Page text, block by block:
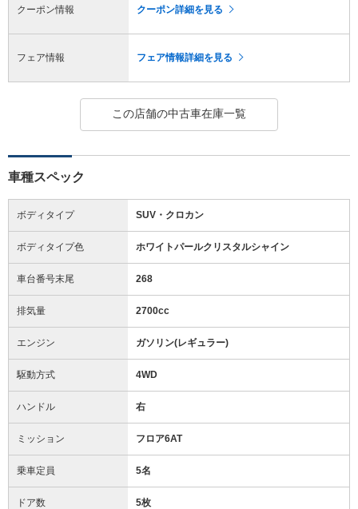
クーポン情報 クーポン詳細を見る
フェア情報 フェア情報詳細を見る
この店舗の中古車在庫一覧
車種スペック
ボディタイプ SUV・クロカン
ボディタイプ色 ホワイトパールクリスタルシャイン
車台番号末尾 268
排気量 2700cc
エンジン ガソリン(レギュラー)
駆動方式 4WD
ハンドル 右
ミッション フロア6AT
乗車定員 5名
ドア数 5枚